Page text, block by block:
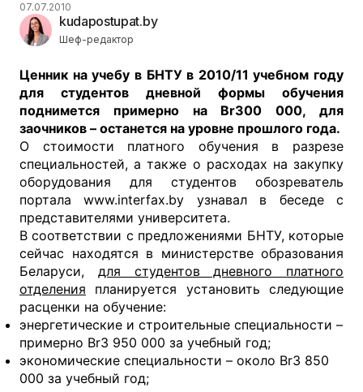
kudapostupat.by
Шеф-редактор
07.07.2010
Ценник на учебу в БНТУ в 2010/11 учебном году
для студентов дневной формы обучения
поднимется примерно на Br300 000, для
заочников – останется на уровне прошлого года.
О стоимости платного обучения в разрезе
специальностей, а также о расходах на закупку
оборудования для студентов обозреватель
портала www.interfax.by узнавал в беседе с
представителями университета.
В соответствии с предложениями БНТУ, которые
сейчас находятся в министерстве образования
Беларуси, для студентов дневного платного
отделения планируется установить следующие
расценки на обучение:
энергетические и строительные специальности –
примерно Br3 950 000 за учебный год;
экономические специальности – около Br3 850
000 за учебный год;